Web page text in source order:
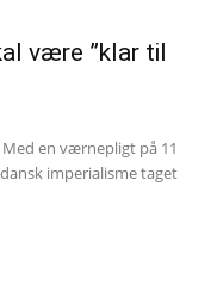
være ”klar til
en værnepligt på 11
imperialisme taget